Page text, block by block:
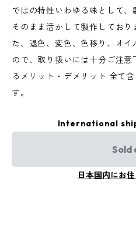
ではの特性いわゆる味として
そのまま活かして製作してお
た、退色、変色、色移り、オ
ので、取り扱いには十分ご注
るメリット・デメリット 全て
す。
International
Sold
日本国内にお